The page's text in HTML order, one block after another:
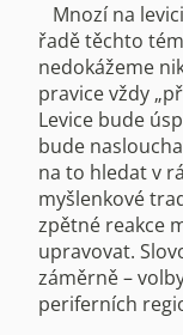
Mnozí na
řadě těchto
nedokážeme
pravice vždy
Levice bude
bude
na to hledat v
myšlenkové
zpětné reakce
upravovat.
záměrně –
periferních